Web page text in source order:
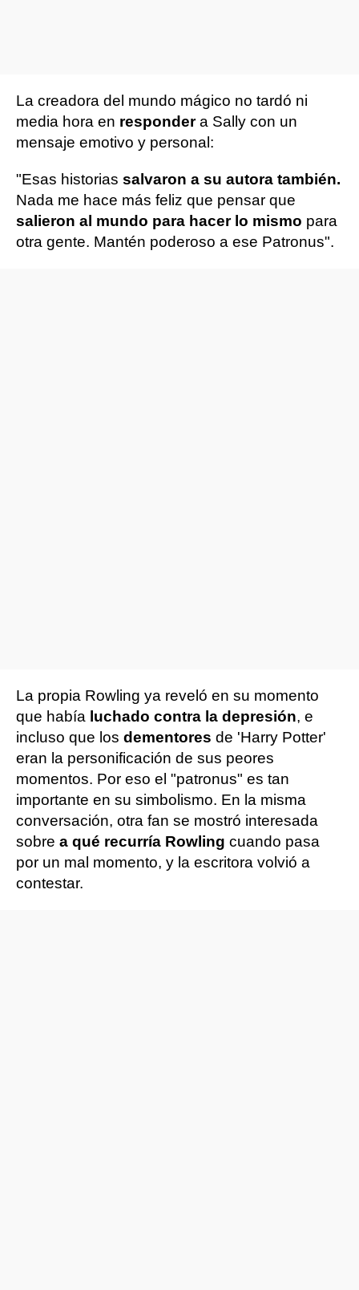
La creadora del mundo mágico no tardó ni
media hora en respondera Sally con un
mensaje emotivo y personal:
"Esas historias salvaron a su autora también.
Nada me hace más feliz que pensar que
salieron al mundo para hacer lo mismo para
otra gente. Mantén poderoso a ese Patronus".
La propia Rowling ya reveló en su momento
que había luchado contra la depresión, e
incluso que los dementores de 'Harry Potter'
eran la personificación de sus peores
momentos. Por eso el "patronus" es tan
importante en su simbolismo. En la misma
conversación, otra fan se mostró interesada
sobre a qué recurría Rowling cuando pasa
por un mal momento, y la escritora volvió a
contestar.